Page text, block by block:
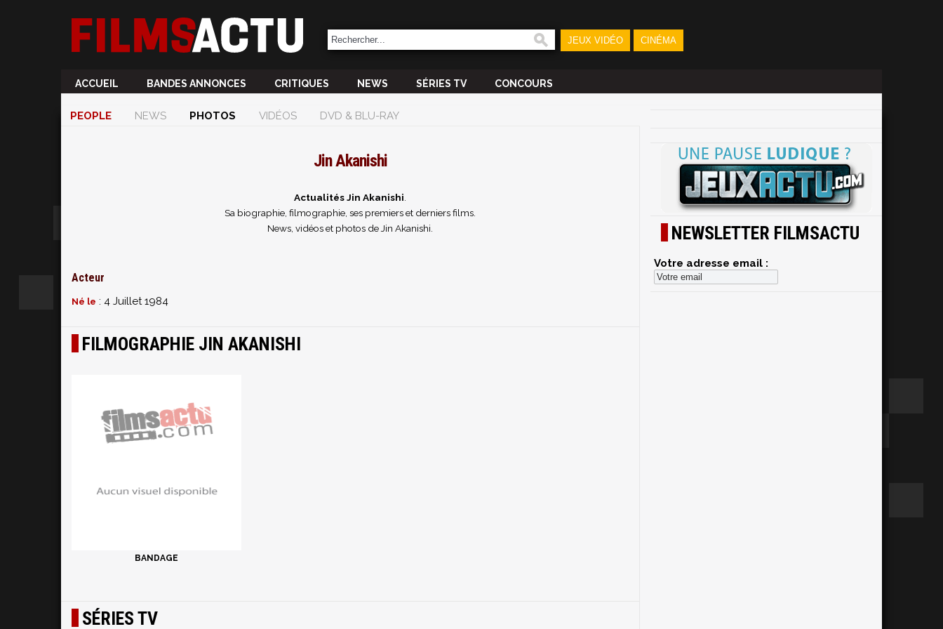
JEUX VIDÉO CINÉMA
ACCUEIL BANDES ANNONCES CRITIQUES NEWS SÉRIES TV CONCOURS
PEOPLE NEWS PHOTOS VIDÉOS DVD & BLU-RAY
Jin Akanishi
Actualités Jin Akanishi
Sa biographie, filmographie, ses premiers et derniers films.
News, vidéos et photos de Jin Akanishi.
Acteur
Né le : 4 Juillet 1984
FILMOGRAPHIE JIN AKANISHI
BANDAGE
SÉRIES TV
NEWSLETTER FILMSACTU
Votre adresse email :